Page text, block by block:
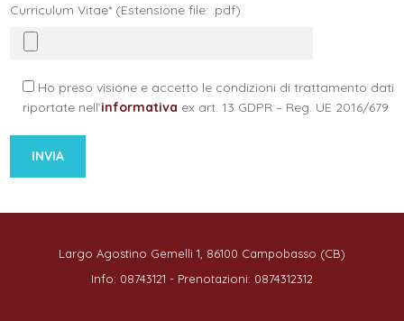
Curriculum Vitae* (Estensione file: .pdf)
Ho preso visione e accetto le condizioni di trattamento dati
riportate nell’informativa ex art. 13 GDPR – Reg. UE 2016/679
Largo Agostino Gemelli 1, 86100 Campobasso (CB)
Info: 08743121 - Prenotazioni: 0874312312